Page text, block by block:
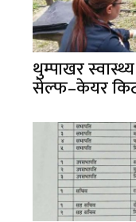
थुम्पाखर
सेल्फ–केयर